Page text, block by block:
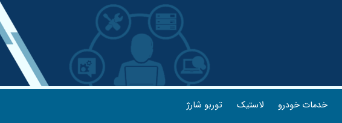
خدمات خودرو لاستیک توربو شارژ